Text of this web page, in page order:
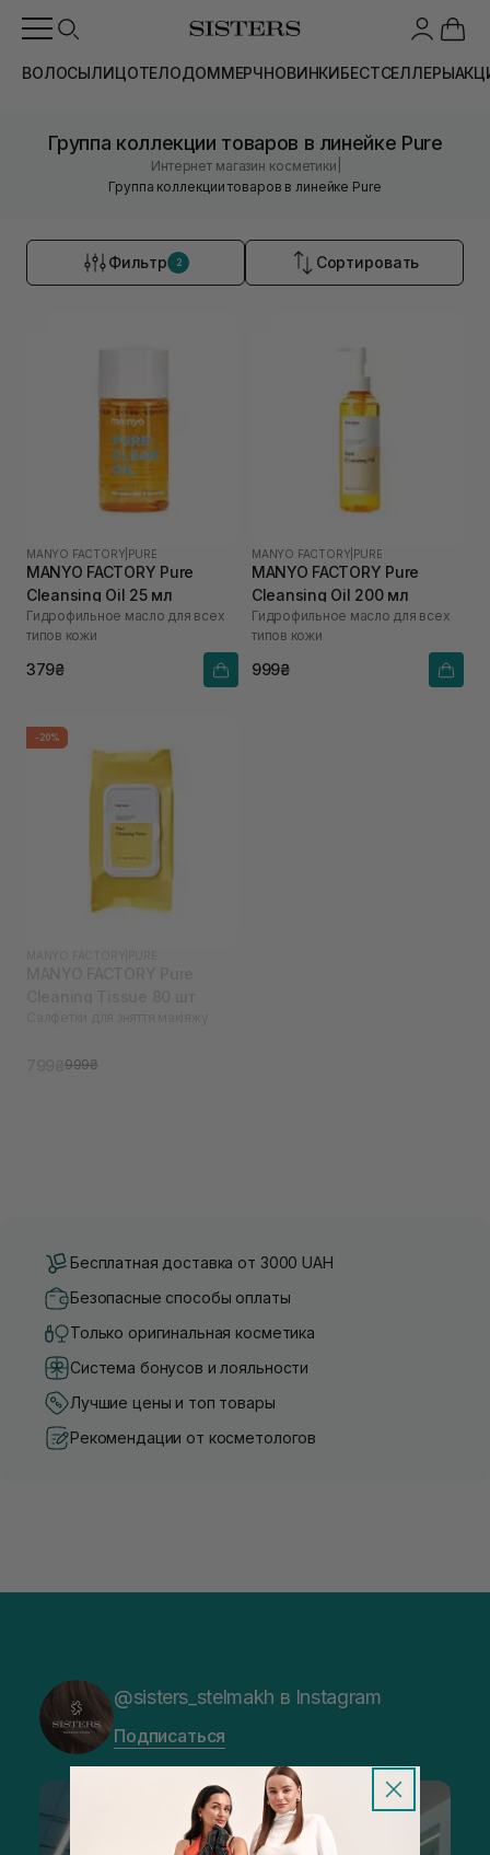
ВОЛОСЫЛИЦОТЕЛОДОММЕРЧНОВИНКИБЕСТСЕЛЛЕРЫ
Группа коллекции товаров в линейке Pure
Интернет магазин косметики
Группа коллекции товаров в линейке Pure
Фильтр 2 Сортировать
MANYO FACTORY PURE
MANYO FACTORY Pure
Cleansing Oil 25 мл
Гидрофильное масло для всех
типов кожи
379₴
MANYO FACTORY PURE
MANYO FACTORY Pure
Cleansing Oil 200 мл
Гидрофильное масло для всех
типов кожи
999₴
-20%
999₴
Бесплатная доставка от 3000 UAH
Безопасные способы оплаты
Только оригинальная косметика
Система бонусов и лояльности
Лучшие цены и топ товары
Рекомендации от косметологов
@sisters_stelmakh в Instagram
Подписаться